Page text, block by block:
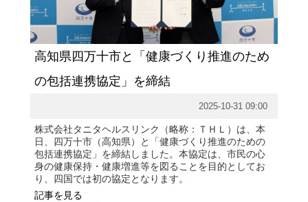
企業情報
高知県四万十市と「健康づくり推進のため
の包括連携協定」を締結
2025-10-31 09:00
株式会社タニタヘルスリンク（略称：ＴＨＬ）は、本
日、四万十市（高知県）と「健康づくり推進のための
包括連携協定」を締結しました。本協定は、市民の心
身の健康保持・健康増進等を図ることを目的としてお
り、四国では初の協定となります。
記事を見る